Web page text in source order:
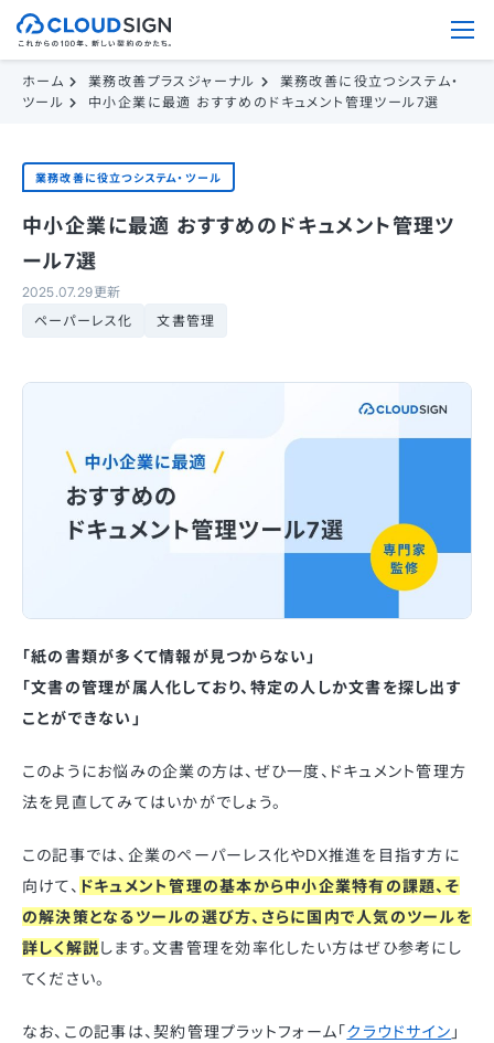
ホーム 業務改善プラスジャーナル
業務改善に役立つシステム・
ツール
中小企業に最適 おすすめのドキュメント管理ツール7選
業務改善に役立つシステム・ツール
中小企業に最適 おすすめのドキュメント管理ツ
ール7選
2025.07.29更新
ペーパーレス化
文書管理
「紙の書類が多くて情報が見つからない」
「文書の管理が属人化しており、特定の人しか文書を探し出す
ことができない」
このようにお悩みの企業の方は、ぜひ一度、ドキュメント管理方
法を見直してみてはいかがでしょう。
この記事では、企業のペーパーレス化やDX推進を目指す方に
向けて、 ドキュメント管理の基本から中小企業特有の課題、そ
の解決策となるツールの選び方、さらに国内で人気のツールを
詳しく解説します。文書管理を効率化したい方はぜひ参考にし
てください。
なお、この記事は、契約管理プラットフォーム「クラウドサイン 」